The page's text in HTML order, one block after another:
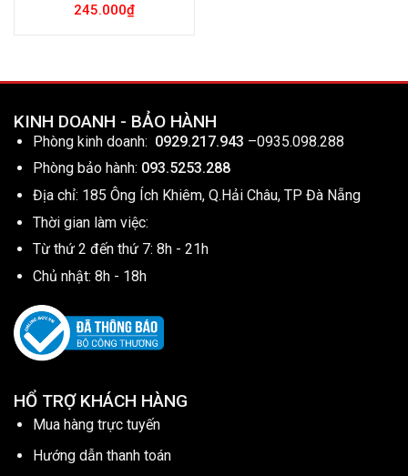
245.000₫
KINH DOANH - BẢO HÀNH
Phòng kinh doanh: 0929.217.943 –0935.098.288
Phòng bảo hành: 093.5253.288
Địa chỉ: 185 Ông Ích Khiêm, Q.Hải Châu, TP Đà Nẵng
Thời gian làm việc:
Từ thứ 2 đến thứ 7: 8h - 21h
Chủ nhật: 8h - 18h
HỔ TRỢ KHÁCH HÀNG
Mua hàng trực tuyến
Hướng dẫn thanh toán